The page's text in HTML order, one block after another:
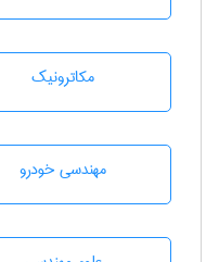
مکاترونیک
مهندسی خودرو